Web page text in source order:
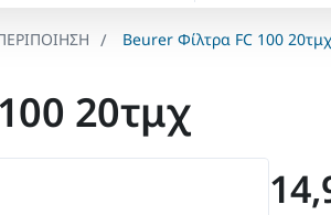
Beurer Φίλτρα FC 100 20τμχ
20τμχ